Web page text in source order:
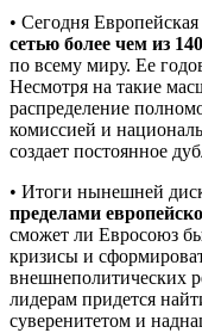
• Сегодня
сетью более чем из
по всему миру. Ее
Несмотря на такие
распределение
комиссией и
создает постоянное
• Итоги нынешней
пределами
сможет ли Евросоюз
кризисы и
внешнеполитических
лидерам придется
суверенитетом и